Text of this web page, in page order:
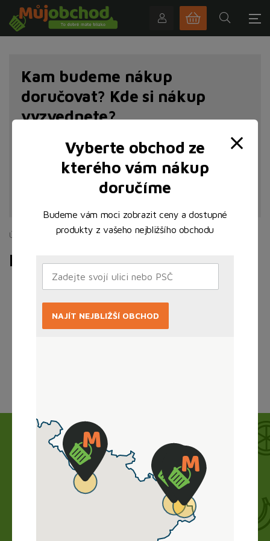
Kam budeme nákup
doručovat? Kde si nákup
vyzvednete?
Úvodní stránka Uzeniny a lahůdky Hotová jídla
Hotová jídla
Jak to funguje?
Nákup vyřídíte doma online, obchod zboží
připraví a vy si ho jen vyzvednete. Bez dlouhého
Vyberte obchod ze
kterého vám nákup
doručíme
Budeme vám moci zobrazit ceny a dostupné
produkty z vašeho nejbližšího obchodu
NAJÍT NEJBLIŽŠÍ OBCHOD